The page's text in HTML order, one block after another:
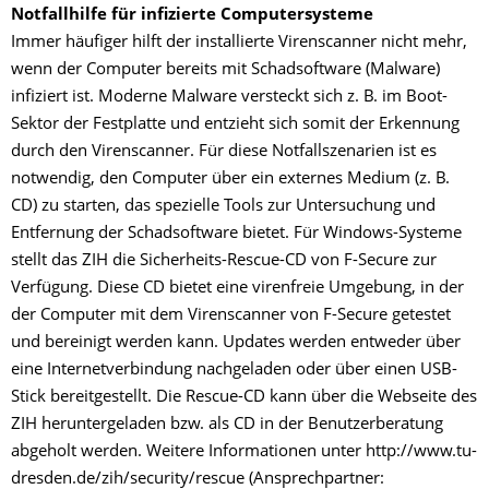
Notfallhilfe für infizierte Computersysteme
Immer häufiger hilft der installierte Virenscanner nicht mehr,
wenn der Computer bereits mit Schadsoftware (Malware)
infiziert ist. Moderne Malware versteckt sich z. B. im Boot-
Sektor der Festplatte und entzieht sich somit der Erkennung
durch den Virenscanner. Für diese Notfallszenarien ist es
notwendig, den Computer über ein externes Medium (z. B.
CD) zu starten, das spezielle Tools zur Untersuchung und
Entfernung der Schadsoftware bietet. Für Windows-Systeme
stellt das ZIH die Sicherheits-Rescue-CD von F-Secure zur
Verfügung. Diese CD bietet eine virenfreie Umgebung, in der
der Computer mit dem Virenscanner von F-Secure getestet
und bereinigt werden kann. Updates werden entweder über
eine Internetverbindung nachgeladen oder über einen USB-
Stick bereitgestellt. Die Rescue-CD kann über die Webseite des
ZIH heruntergeladen bzw. als CD in der Benutzerberatung
abgeholt werden. Weitere Informationen unter http://www.tu-
dresden.de/zih/security/rescue (Ansprechpartner: